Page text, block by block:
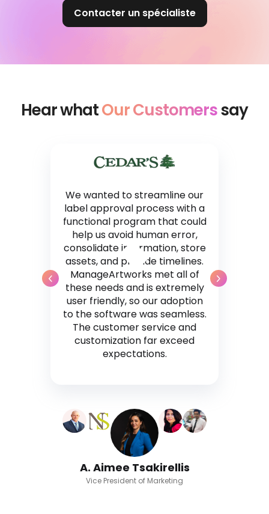
Contacter un spécialiste
Hear whatOur Customerssay
We wanted to streamline our
label approval process with a
functional program that could
help us avoid human error,
consolidate information, store
assets, and provide timelines.
ManageArtworks met all of
these needs and is extremely
user friendly, so our adoption
to the software was seamless.
The customer service and
customization far exceed
expectations.
A. Aimee Tsakirellis
Vice President of Marketing